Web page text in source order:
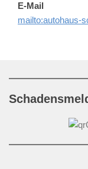
E-Mail
mailto:autohaus-